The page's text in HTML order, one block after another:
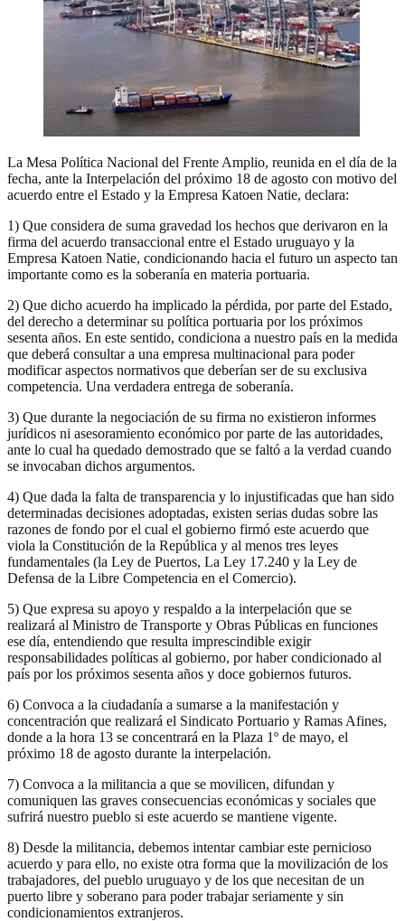
La Mesa Política Nacional del Frente Amplio, reunida en el día de la
fecha, ante la Interpelación del próximo 18 de agosto con motivo del
acuerdo entre el Estado y la Empresa Katoen Natie, declara:
1) Que considera de suma gravedad los hechos que derivaron en la
firma del acuerdo transaccional entre el Estado uruguayo y la
Empresa Katoen Natie, condicionando hacia el futuro un aspecto tan
importante como es la soberanía en materia portuaria.
2) Que dicho acuerdo ha implicado la pérdida, por parte del Estado,
del derecho a determinar su política portuaria por los próximos
sesenta años. En este sentido, condiciona a nuestro país en la medida
que deberá consultar a una empresa multinacional para poder
modificar aspectos normativos que deberían ser de su exclusiva
competencia. Una verdadera entrega de soberanía.
3) Que durante la negociación de su firma no existieron informes
jurídicos ni asesoramiento económico por parte de las autoridades,
ante lo cual ha quedado demostrado que se faltó a la verdad cuando
se invocaban dichos argumentos.
4) Que dada la falta de transparencia y lo injustificadas que han sido
determinadas decisiones adoptadas, existen serias dudas sobre las
razones de fondo por el cual el gobierno firmó este acuerdo que
viola la Constitución de la República y al menos tres leyes
fundamentales (la Ley de Puertos, La Ley 17.240 y la Ley de
Defensa de la Libre Competencia en el Comercio).
5) Que expresa su apoyo y respaldo a la interpelación que se
realizará al Ministro de Transporte y Obras Públicas en funciones
ese día, entendiendo que resulta imprescindible exigir
responsabilidades políticas al gobierno, por haber condicionado al
país por los próximos sesenta años y doce gobiernos futuros.
6) Convoca a la ciudadanía a sumarse a la manifestación y
concentración que realizará el Sindicato Portuario y Ramas Afines,
donde a la hora 13 se concentrará en la Plaza 1º de mayo, el
próximo 18 de agosto durante la interpelación.
7) Convoca a la militancia a que se movilicen, difundan y
comuniquen las graves consecuencias económicas y sociales que
sufrirá nuestro pueblo si este acuerdo se mantiene vigente.
8) Desde la militancia, debemos intentar cambiar este pernicioso
acuerdo y para ello, no existe otra forma que la movilización de los
trabajadores, del pueblo uruguayo y de los que necesitan de un
puerto libre y soberano para poder trabajar seriamente y sin
condicionamientos extranjeros.